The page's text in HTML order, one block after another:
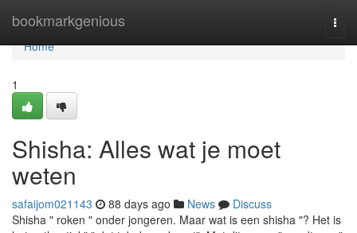
bookmarkgenious
Home
Home
1
Shisha: Alles wat je moet
weten
safaijom021143 88 days ago News
Discuss
Shisha " roken " onder jongeren. Maar wat is een shisha "? Het is